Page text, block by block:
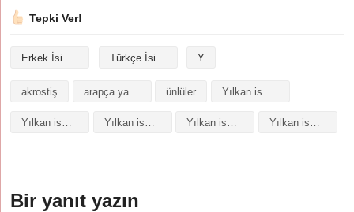
Tepki Ver!
Erkek İsimleri Türkçe İsimler Y
akrostiş arapça yazılışı ünlüler
Yılkan isminin anlamı Yılkan isminin baş harfleriyle şiir Yılkan isminin kökeni Yılkan isminin numerolojisi
Bir yanıt yazın